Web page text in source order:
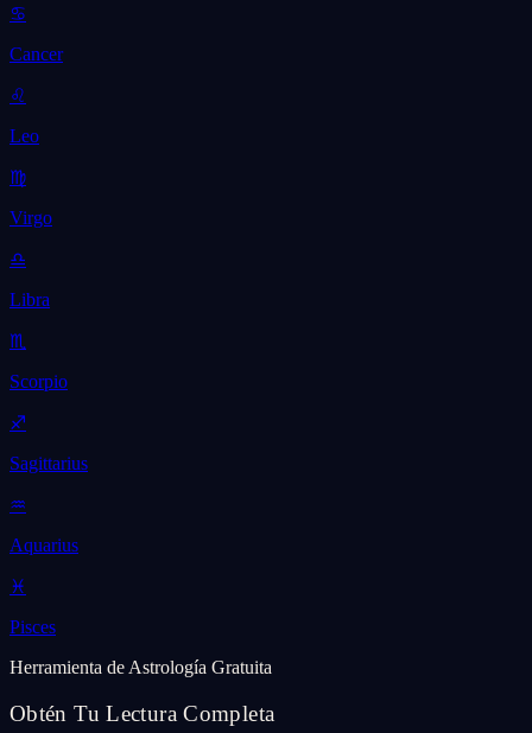
♋
Cancer
♌
Leo
♍
Virgo
♎
Libra
♏
Scorpio
♐
Sagittarius
♒
Aquarius
♓
Pisces
Herramienta de Astrología Gratuita
Obtén Tu Lectura Completa